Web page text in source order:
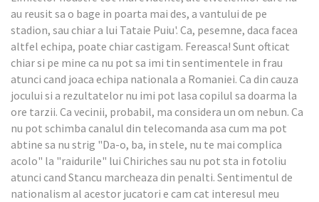
au reusit sa o bage in poarta mai des, a vantului de pe
stadion, sau chiar a lui Tataie Puiu'. Ca, pesemne, daca facea
altfel echipa, poate chiar castigam. Fereasca! Sunt ofticat
chiar si pe mine ca nu pot sa imi tin sentimentele in frau
atunci cand joaca echipa nationala a Romaniei. Ca din cauza
jocului si a rezultatelor nu imi pot lasa copilul sa doarma la
ore tarzii. Ca vecinii, probabil, ma considera un om nebun. Ca
nu pot schimba canalul din telecomanda asa cum ma pot
abtine sa nu strig "Da-o, ba, in stele, nu te mai complica
acolo" la "raidurile" lui Chiriches sau nu pot sta in fotoliu
atunci cand Stancu marcheaza din penalti. Sentimentul de
nationalism al acestor jucatori e cam cat interesul meu